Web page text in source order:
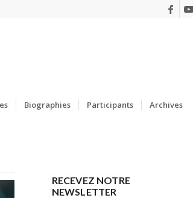
Biographies Participants Archives
RECEVEZ NOTRE
NEWSLETTER